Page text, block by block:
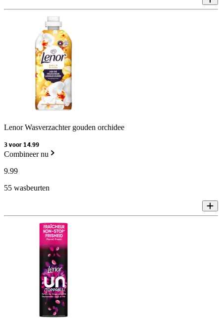
Lenor Wasverzachter gouden orchidee
3 voor 14.99
Combineer nu
9.99
55 wasbeurten